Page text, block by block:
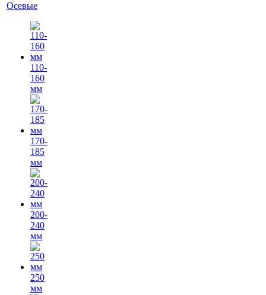
Осевые
110-
160
мм
170-
185
мм
200-
240
мм
250
мм